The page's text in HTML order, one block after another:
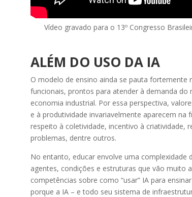
Vídeo gravado para o 13º Congresso
ALÉM DO USO DA IA
O modelo de ensino ainda se pauta fortemente
funcionais, prontos para atender à demanda do
economia industrial. Por essa perspectiva,
e à produtividade invariavelmente aparecem na
respeito à coletividade, incentivo à criatividade,
problemas, dentre outros.
No entanto, educar envolve uma complexidade
agentes, condições e estruturas que vão muito
competências sobre como “usar” IA para
porque a IA – e todo seu sistema de